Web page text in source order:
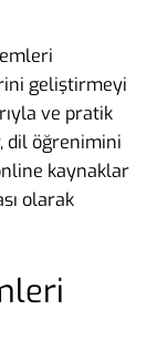
geliştirmeyi
ve pratik
dil öğrenimini
kaynaklar
olarak